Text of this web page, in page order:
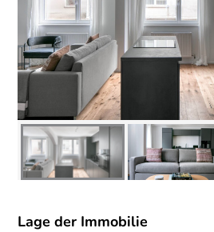
Lage der Immobilie